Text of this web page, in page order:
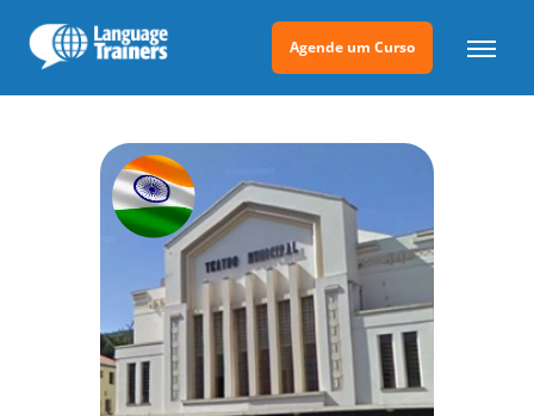
Agende um Curso